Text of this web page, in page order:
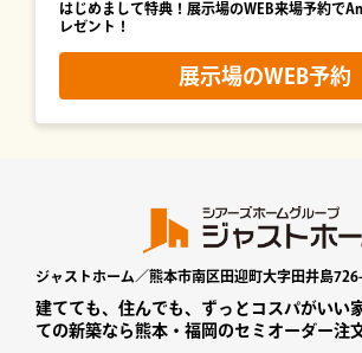
はじめまして特典！展示場のWEB来場予約で
レゼント！
展示場のWEB予約
ジャストホーム／熊本市南区田迎町大字田井島
建てても、住んでも、ずっとコスパがいい
ての新築なら熊本・福岡のセミオーダー注